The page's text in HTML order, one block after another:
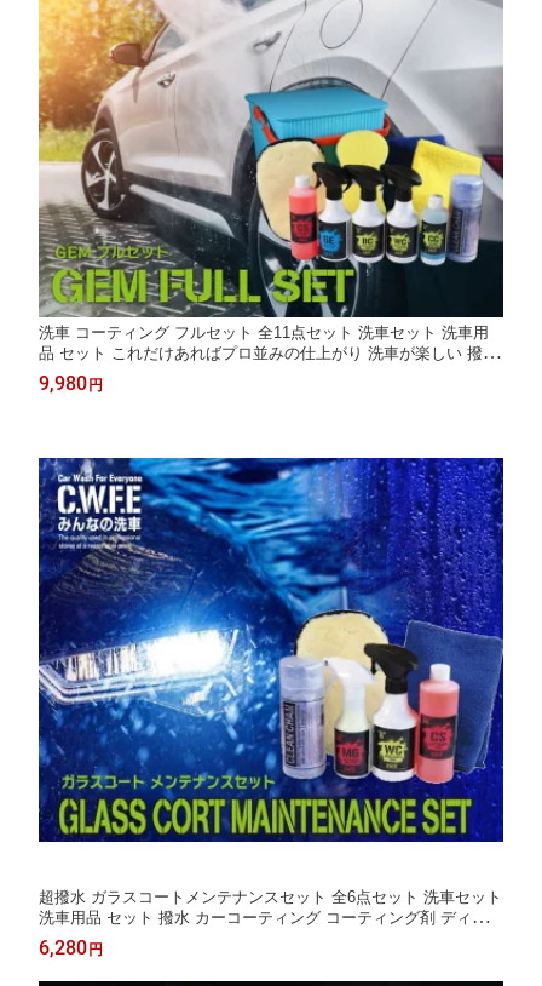
洗車 コーティング フルセット 全11点セット 洗車セット 洗車用
品 セット これだけあればプロ並みの仕上がり 洗車が楽しい 撥水
洗車 ワックス コーティング剤 シャンプー バケツ タオル スポン
ジ ホイールクリーナー シャンプー 水垢 カーコーティング剤
9,980 円
超撥水 ガラスコートメンテナンスセット 全6点セット 洗車セット
洗車用品 セット 撥水 カーコーティング コーティング剤 ディーラ
ーコーティング車の撥水が落ちてきたらこれ タオル クロス がら
す 手洗い ワックス シャンプー ムートン
6,280 円